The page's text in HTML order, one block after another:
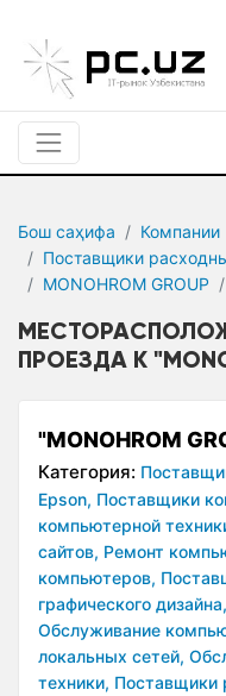
Бош саҳифа
Компании
Поставщики
MONOHROM GROUP
ПРОЕЗДА К
"MONOHROM
Категория:
Epson, Поставщики
компьютерной
сайтов, Ремонт
компьютеров,
графического дизайна,
Обслуживание
локальных сетей,
техники, Поставщики